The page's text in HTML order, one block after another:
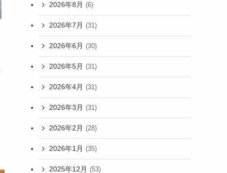
2026年8月 (6)
2026年7月 (31)
2026年6月 (30)
2026年5月 (31)
2026年4月 (31)
2026年3月 (31)
2026年2月 (28)
2026年1月 (35)
2025年12月 (53)